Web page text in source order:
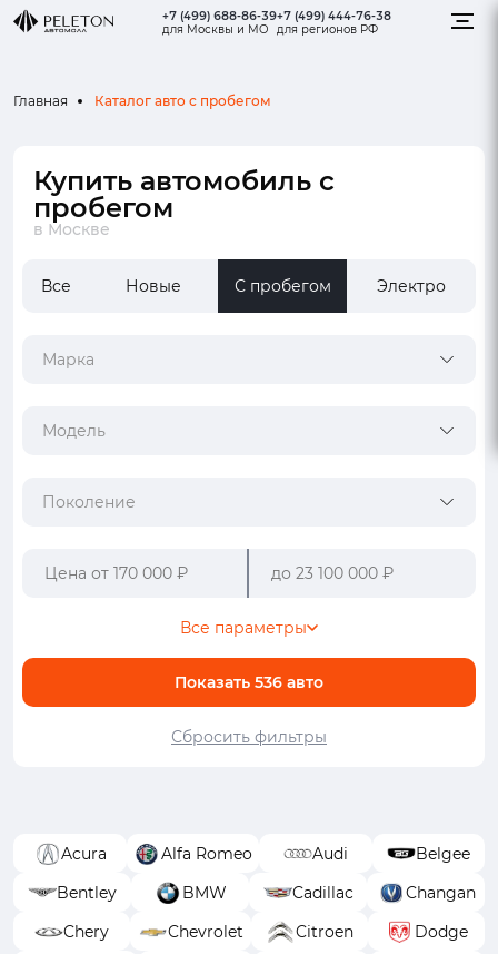
+7 (499) 688-86-39
для Москвы и МО
+7 (499) 444-76-38
для регионов РФ
Главная Каталог авто с пробегом
Купить автомобиль с
пробегом
в Москве
Все Новые С пробегом Электро
Марка
Модель
Поколение
Показать 536 авто
Все параметры
Сбросить фильтры
Acura Alfa Romeo Audi
Belgee
Bentley
BMW Cadillac
Changan
Chery
Chevrolet Citroen
Dodge